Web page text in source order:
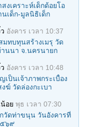
งเคราะห์เด็กด้อยโอ
เด็ก-มูลนิธิเด็ก
อังคาร เวลา 10:37
ทบทุนสร้างเมรุ วัด
านนา จ.นครนายก
อังคาร เวลา 10:48
ป็นเจ้าภาพกระเบื้อง
ฆ์ วัดล่องกะเบา
อย พุธ เวลา 07:30
กวัดท่าขนุน วันอังคารที่
๖๙